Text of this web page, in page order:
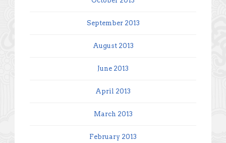
September 2013
August 2013
June 2013
April 2013
March 2013
February 2013